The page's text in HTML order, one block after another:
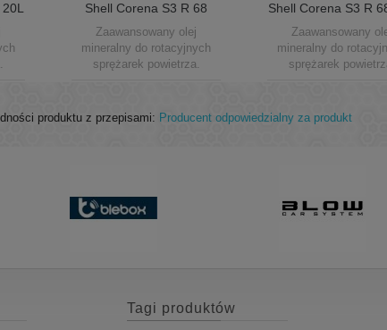
Shell Corena S3 R 68
Zaawansowany olej
mineralny do rotacyjnych
sprężarek powietrza.
Shell Corena S3 R
Zaawansowany
mineralny do
sprężarek
produktu z przepisami: Producent odpowiedzialny za produkt
Tagi produktów